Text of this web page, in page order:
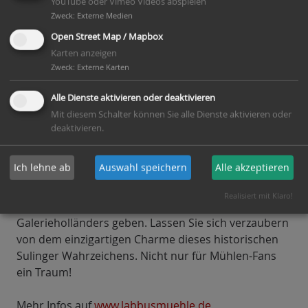
Diepholz wieder voll funktionsfähig und wird durch
und vorgeführt. Auch Kinder sind dabei herzlich
willkommen.
Unser Ziel ist, in absehbarer Zeit Mehl und Schrot im
nicht-kommerziellen Rahmen zu produzieren.
mit dem Standesamt Sulingen als Hochzeitsmühle
genutzt. Auf der Galerieebene der 175 Jahre alten
Windmühle können Sie sich das Ja-Wort unter den
Galerieholländers geben. Lassen Sie sich verzaubern
von dem einzigartigen Charme dieses historischen
Sulinger Wahrzeichens. Nicht nur für Mühlen-Fans
ein Traum!
Zweck: Externe Medien
Open Street Map / Mapbox
Karten anzeigen
Zweck: Externe Karten
Alle Dienste aktivieren oder deaktivieren
Mit diesem Schalter können Sie alle Dienste aktivieren oder
deaktivieren.
Ich lehne ab Auswahl speichern Alle akzeptieren
Realisiert mit Klaro!